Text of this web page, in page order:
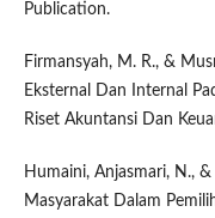
Publication.
Firmansyah, M. R., &
Eksternal Dan Internal
Riset Akuntansi Dan
Humaini, Anjasmari, N.,
Masyarakat Dalam